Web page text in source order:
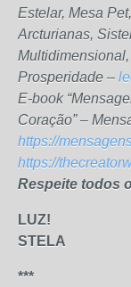
Estelar, Mesa
Arcturianas,
Prosperidade –
E-book
Coração” –
https://
https://
Respeite todos
LUZ!
STELA
***